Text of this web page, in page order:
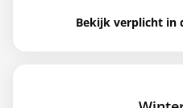
Bekijk verplicht in